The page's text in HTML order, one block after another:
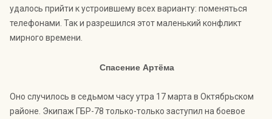
удалось прийти к устроившему всех варианту: поменяться
телефонами. Так и разрешился этот маленький конфликт
мирного времени.
Спасение Артёма
Оно случилось в седьмом часу утра 17 марта в Октябрьском
районе. Экипаж ГБР-78 только-только заступил на боевое